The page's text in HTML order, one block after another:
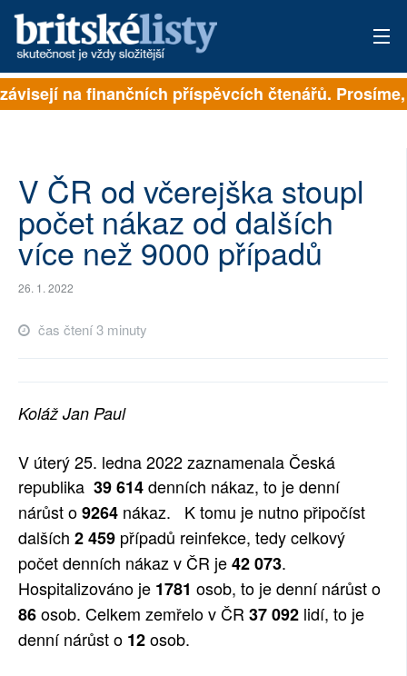
PŘIHLÁSIT
ARCHIV
ROZHOVORY
TÉMATA
RUBRIKY
PLNÁ VERZE STRÁNEK
na finančních příspěvcích čtenářů. Prosíme,
V ČR od včerejška stoupl
počet nákaz od dalších
více než 9000 případů
26. 1. 2022
čas čtení 3 minuty
Koláž Jan Paul
V úterý 25. ledna 2022 zaznamenala Česká
republika 39 614denních nákaz, to je denní
nárůst o9264 nákaz. K tomu je nutno připočíst
dalších 2 459 případů reinfekce, tedy celkový
počet denních nákaz v ČR je42 073.
Hospitalizováno je 1781 osob, to je denní nárůst o
86osob. Celkem zemřelo v ČR 37 092 lidí, to je
denní nárůst o 12osob.